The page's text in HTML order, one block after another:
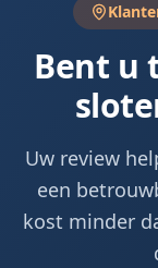
Bent u
Uw review
een
kost minder